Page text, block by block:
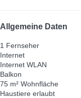
Allgemeine Daten
1 Fernseher
Internet
Internet WLAN
Balkon
75 m² Wohnfläche
Haustiere erlaubt